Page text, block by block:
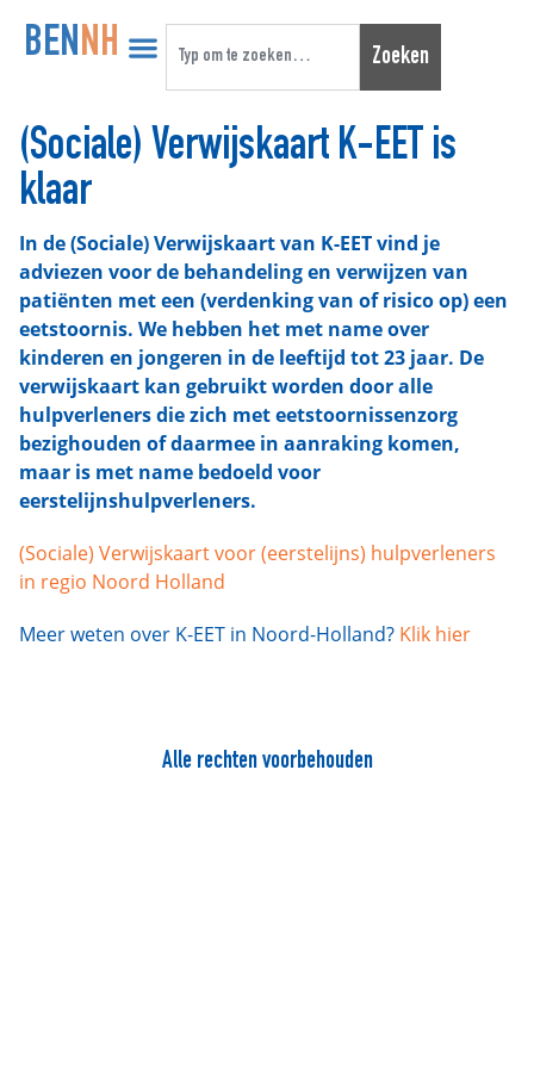
BENNH Zoeken
(Sociale) Verwijskaart K-EET is
klaar
In de (Sociale) Verwijskaart van K-EET vind je
adviezen voor de behandeling en verwijzen van
patiënten met een (verdenking van of risico op) een
eetstoornis. We hebben het met name over
kinderen en jongeren in de leeftijd tot 23 jaar. De
verwijskaart kan gebruikt worden door alle
hulpverleners die zich met eetstoornissenzorg
bezighouden of daarmee in aanraking komen,
maar is met name bedoeld voor
eerstelijnshulpverleners.
(Sociale) Verwijskaart voor (eerstelijns) hulpverleners
in regio Noord Holland
Meer weten over K-EET in Noord-Holland? Klik hier
Alle rechten voorbehouden